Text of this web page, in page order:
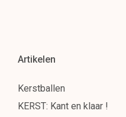
Artikelen
Kerstballen
KERST: Kant en klaar !